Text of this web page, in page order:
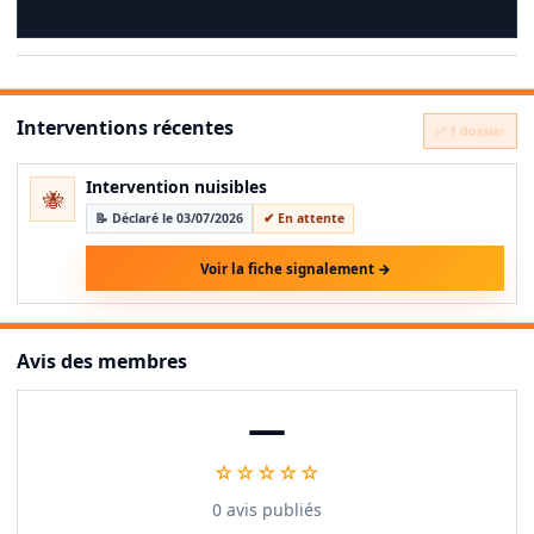
Interventions récentes ✅ 1 dossier
🐝 Intervention nuisibles
📝 Déclaré le 03/07/2026 ✔ En attente
Voir la fiche signalement →
Avis des membres
—
☆☆☆☆☆
0 avis publiés